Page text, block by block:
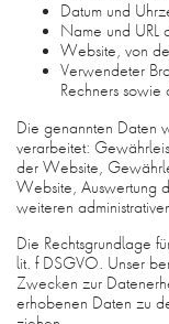
Datum und
Name und URL
Website, von
Verwendeter
Rechners sowie
Die genannten Daten
verarbeitet:
der Website,
Website, Auswertung
weiteren
Die Rechtsgrundlage
lit. f DSGVO. Unser
Zwecken zur
erhobenen Daten zu